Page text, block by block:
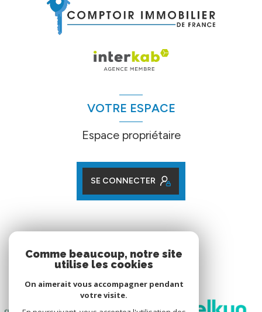
VOTRE ESPACE
Espace propriétaire
SE CONNECTER
Nos partenaires
Comme beaucoup, notre site
utilise les cookies
On aimerait vous accompagner pendant
votre visite.